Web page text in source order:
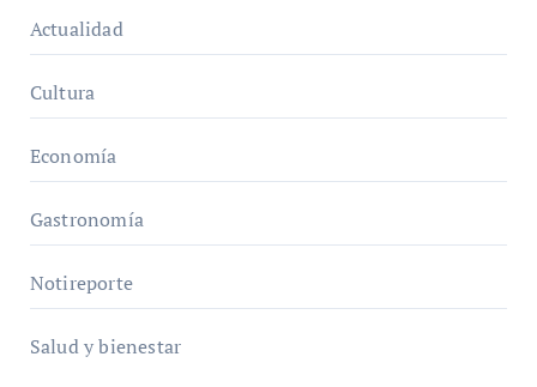
Actualidad
Cultura
Economía
Gastronomía
Notireporte
Salud y bienestar